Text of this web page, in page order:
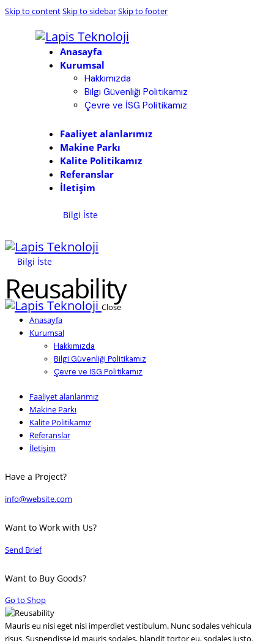
Skip to contentSkip to sidebarSkip to footer
Anasayfa
Kurumsal
Hakkımızda
Bilgi Güvenliği Politikamız
Çevre ve İSG Politikamız
Faaliyet alanlarımız
Makine Parkı
Kalite Politikamız
Referanslar
İletişim
Bilgi İste
Bilgi İste
Reusability
Close
Anasayfa
Kurumsal
Hakkımızda
Bilgi Güvenliği Politikamız
Çevre ve İSG Politikamız
Faaliyet alanlarımız
Makine Parkı
Kalite Politikamız
Referanslar
İletişim
Have a Project?
info@website.com
Want to Work with Us?
Send Brief
Want to Buy Goods?
Go to Shop
Mauris eu nisi eget nisi imperdiet vestibulum. Nunc sodales vehicula